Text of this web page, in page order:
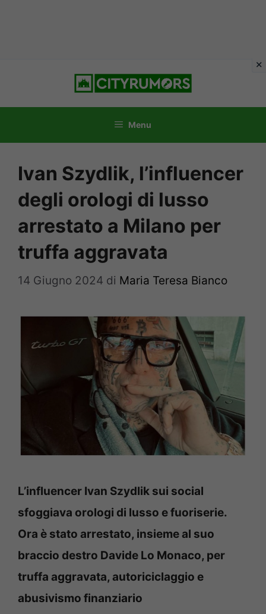
Menu
Ivan Szydlik, l’influencer
degli orologi di lusso
arrestato a Milano per
truffa aggravata
14 Giugno 2024 di Maria Teresa Bianco
L’influencer Ivan Szydlik sui social
sfoggiava orologi di lusso e fuoriserie.
Ora è stato arrestato, insieme al suo
braccio destro Davide Lo Monaco, per
truffa aggravata, autoriciclaggio e
abusivismo finanziario